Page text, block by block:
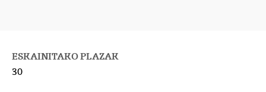
ESKAINITAKO PLAZAK
30